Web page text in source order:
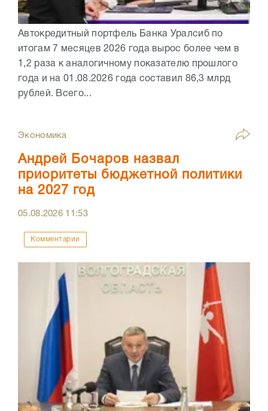
Автокредитный портфель Банка Уралсиб по
итогам 7 месяцев 2026 года вырос более чем в
1,2 раза к аналогичному показателю прошлого
года и на 01.08.2026 года составил 86,3 млрд
рублей. Всего...
Экономика
Андрей Бочаров назвал
приоритеты бюджетной политики
на 2027 год
05.08.2026 11:53
Комментарии